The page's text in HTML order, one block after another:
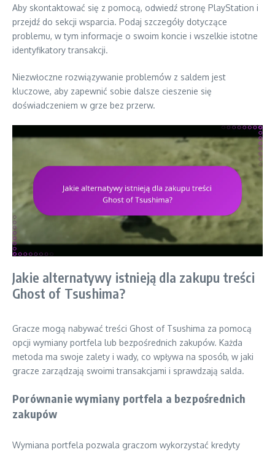
Aby skontaktować się z pomocą, odwiedź stronę PlayStation i
przejdź do sekcji wsparcia. Podaj szczegóły dotyczące
problemu, w tym informacje o swoim koncie i wszelkie istotne
identyfikatory transakcji.
Niezwłoczne rozwiązywanie problemów z saldem jest
kluczowe, aby zapewnić sobie dalsze cieszenie się
doświadczeniem w grze bez przerw.
Jakie alternatywy istnieją dla zakupu treści
Ghost of Tsushima?
Gracze mogą nabywać treści Ghost of Tsushima za pomocą
opcji wymiany portfela lub bezpośrednich zakupów. Każda
metoda ma swoje zalety i wady, co wpływa na sposób, w jaki
gracze zarządzają swoimi transakcjami i sprawdzają salda.
Porównanie wymiany portfela a bezpośrednich
zakupów
Wymiana portfela pozwala graczom wykorzystać kredyty